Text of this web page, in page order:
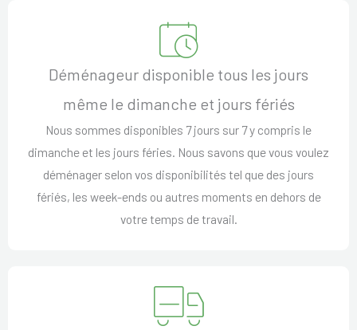
Déménageur disponible tous les jours
même le dimanche et jours fériés
Nous sommes disponibles 7 jours sur 7 y compris le
dimanche et les jours féries. Nous savons que vous voulez
déménager selon vos disponibilités tel que des jours
fériés, les week-ends ou autres moments en dehors de
votre temps de travail.